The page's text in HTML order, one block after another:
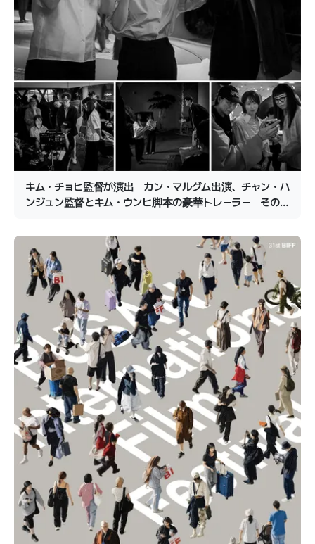
キム・チョヒ監督が演出 カン・マルグム出演、チャン・ハ
ンジュン監督とキム・ウンヒ脚本の豪華トレーラー その